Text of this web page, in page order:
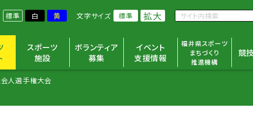
標準 白 黄 文字サイズ 標準 拡大
スポーツ
施設
ボランティア
募集
イベント
支援情報
福井県スポーツ
まちづくり
推進機構
競
人選手権大会